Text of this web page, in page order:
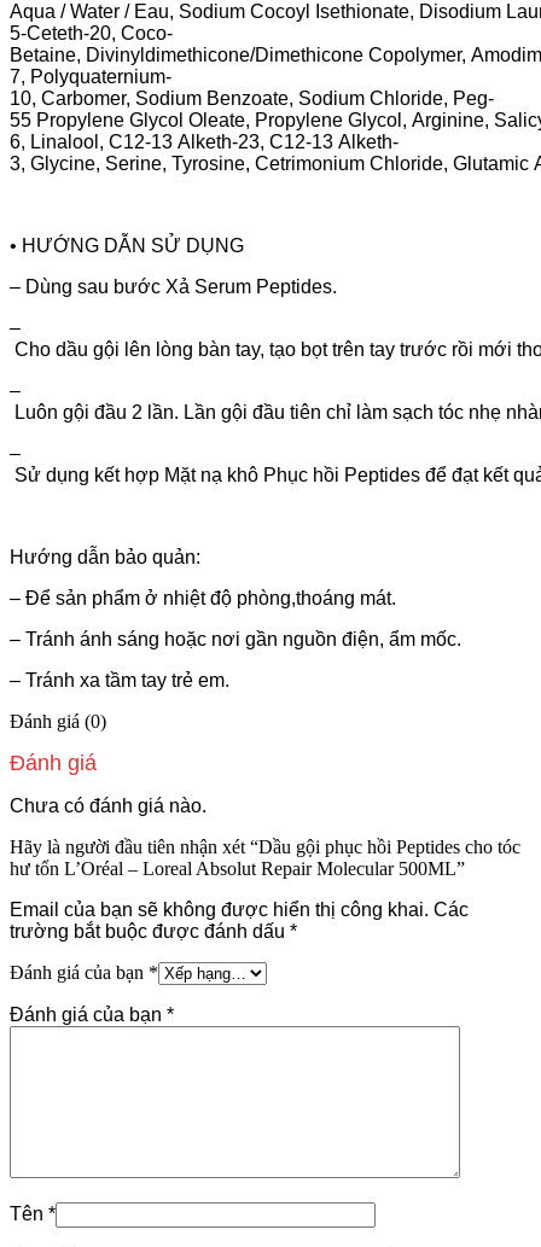
Aqua / Water / Eau, Sodium Cocoyl Isethionate, Disodium
5-Ceteth-20, Coco-
Betaine, Divinyldimethicone/Dimethicone Copolymer,
7, Polyquaternium-
10, Carbomer, Sodium Benzoate, Sodium Chloride, Peg-
55 Propylene Glycol Oleate, Propylene Glycol, Arginine,
6, Linalool, C12-13 Alketh-23, C12-13 Alketh-
3, Glycine, Serine, Tyrosine, Cetrimonium Chloride, Glutamic
• HƯỚNG DẪN SỬ DỤNG
– Dùng sau bước Xả Serum Peptides.
–
Cho dầu gội lên lòng bàn tay, tạo bọt trên tay trước rồi mới
–
Luôn gội đầu 2 lần. Lần gội đầu tiên chỉ làm sạch tóc nhẹ
–
Sử dụng kết hợp Mặt nạ khô Phục hồi Peptides để đạt kết
Hướng dẫn bảo quản:
– Để sản phẩm ở nhiệt độ phòng,thoáng mát.
– Tránh ánh sáng hoặc nơi gần nguồn điện, ẩm mốc.
– Tránh xa tầm tay trẻ em.
Đánh giá (0)
Đánh giá
Chưa có đánh giá nào.
Hãy là người đầu tiên nhận xét “Dầu gội phục hồi Peptides cho tóc
hư tổn L’Oréal – Loreal Absolut Repair Molecular 500ML”
Email của bạn sẽ không được hiển thị công khai. Các
trường bắt buộc được đánh dấu *
Đánh giá của bạn *
Đánh giá của bạn *
Tên *